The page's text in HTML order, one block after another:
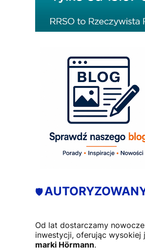
🛡️
Od lat dostarczamy
inwestycji, oferując wysokiej
marki Hörmann.